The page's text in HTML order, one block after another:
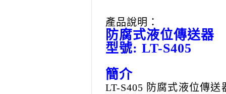
產品說明：
防腐式液位傳送器
型號: LT-S405
簡介
LT-S405 防腐式液位傳